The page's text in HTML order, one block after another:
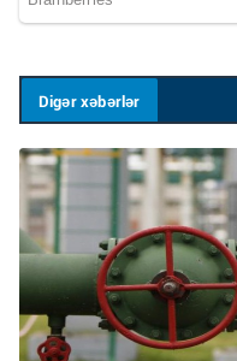
Digər xəbərlər